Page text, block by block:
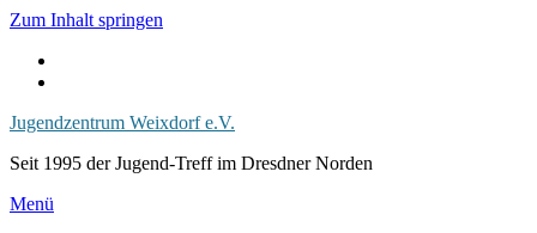
Zum Inhalt springen
Jugendzentrum Weixdorf e.V.
Seit 1995 der Jugend-Treff im Dresdner Norden
Menü